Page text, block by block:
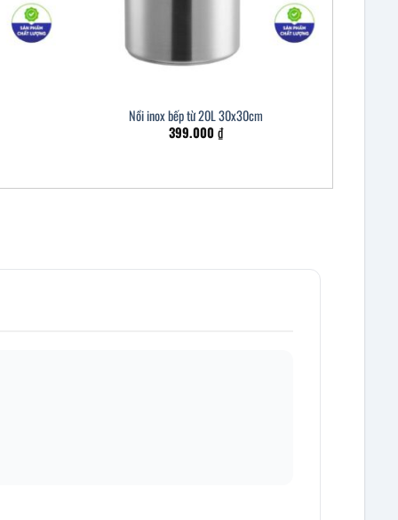
Nồi inox bếp từ 20L 30x30cm
399.000₫